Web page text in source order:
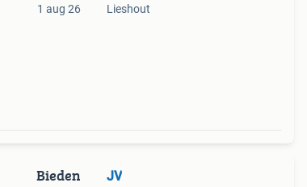
1 aug 26 Lieshout
Bieden JV